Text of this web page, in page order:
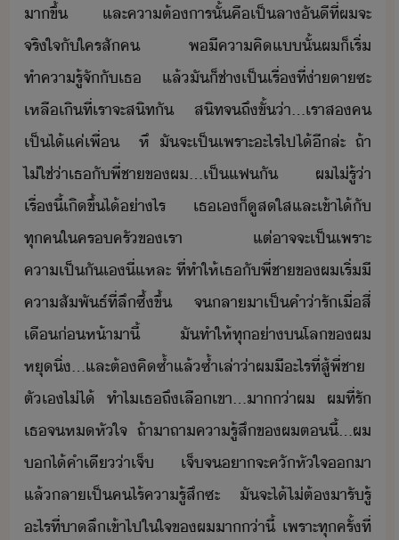
าขึ้​ ​และ​คาต้าร​ั้​คื​เป็​ลา​ั​ีที​่​ผ​จะ​
จริใจ​ั​ใคร​สั​ค​ ​ ​พ​ี​คาคิ​แ​ั้​ผ​็​เริ่​
ทำคารู้จั​ั​เธ​ ​แล้​ั​็ช่า​เป็เรื่​ที่​่าา​ซะ​
เหลืเิ​ที่​เรา​จะ​สิท​ั​ ​สิท​จถึ​ขั้​่า​...​เรา​ส​ค​
เป็ไ้​แค่​เพื่​ ​ ​หึ​ ​ั​จะ​เป็​เพราะะไร​ไป​ไ้​ี​ล่ะ​ ​ถ้า​
ไ่ใช่​่า​เธ​ั​พี่ชา​ข​ผ​...​เป็​แฟ​ั​ ​ ​ผ​ไ่รู้​่า​
เรื่​ี้​เิขึ้​ไ้​่าไร​ ​เธ​เ​็​ู​สใส​และ​เข้า​ไ้​ั​
ทุค​ใ​ครครั​ข​เรา​ ​แต่​าจจะ​เป็​เพราะ​
คาเป็ัเ​ี่แหละ​ ​ที่​ทำให้​เธ​ั​พี่ชา​ข​ผ​เริ่​ี​
คาสัพัธ์​ที่​ลึซึ้​ขึ้​ ​จ​ลา​า​เป็​คำ​่า​รั​เื่​สี่​
เื่​ห้า​าี​้​ ​ ​ั​ทำให้​ทุ่า​​โล​ข​ผ​
หุิ่​...​และ​ต้​คิ​ซ้ำแล้ซ้ำเล่า​่า​ผ​ี​ะไร​ที่​สู้​พี่ชา​
ตัเ​ไ่ไ้​ ​ทำไ​เธ​ถึ​เลื​เขา​...​า่า​ผ​ ​ผ​ที่รั​
เธ​จ​ห​หัใจ​ ​ ​ถ้า​าถา​คารู้สึ​ข​ผ​ตี้​...​ผ​
​ไ้​คำ​เี​่า​เจ็​ ​เจ็​จ​า​จะ​คั​หัใจ​า​
แล้​ลาเป็​ค​ไร้คารู้สึ​ซะ​ ​ั​จะ​ไ้​ไ่ต้​ารั​รู​้​
ะไร​ที่​า​ลึ​เข้าไป​ใ​ใจ​ข​ผ​า่า​ี้​ ​เพราะ​ทุครั้ที่​